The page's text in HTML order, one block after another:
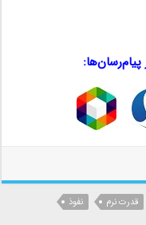
…
قدرت نرم
نفوذ